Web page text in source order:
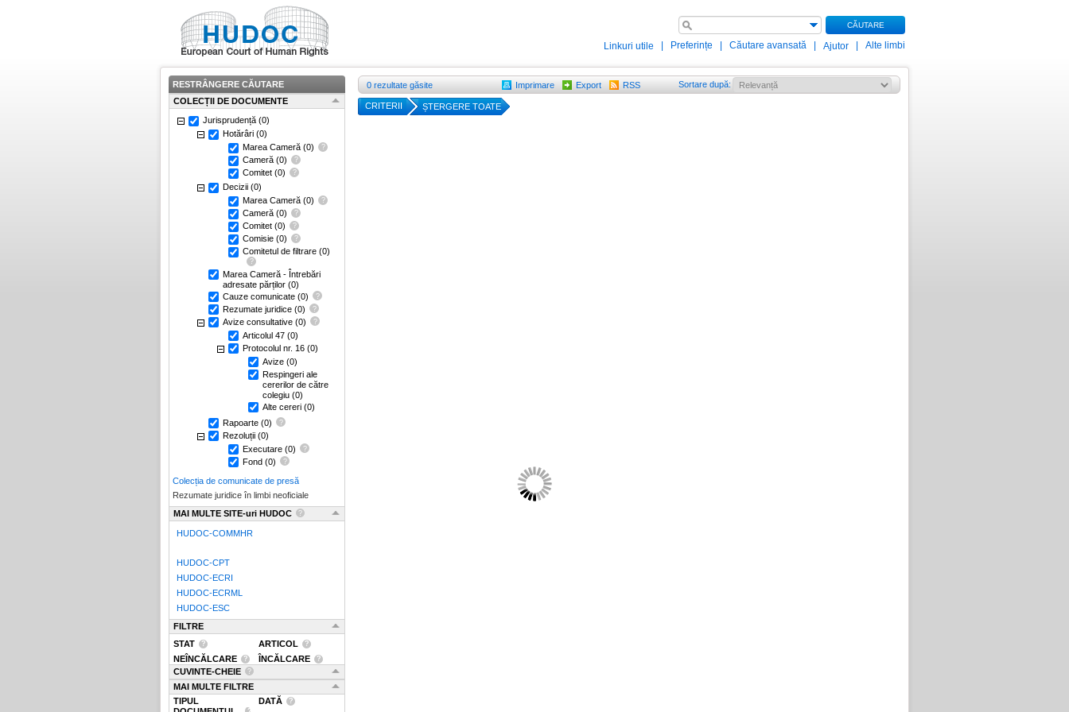
CĂUTARE
Linkuri utile Preferințe Căutare avansată Ajutor Alte limbi
RESTRÂNGERE CĂUTARE
COLECȚII DE DOCUMENTE
Jurisprudență (0)
Hotărâri (0)
Marea Cameră (0)
Cameră (0)
Comitet (0)
Decizii (0)
Marea Cameră (0)
Cameră (0)
Comitet (0)
Comisie (0)
Comitetul de filtrare (0)
Marea Cameră - Întrebări
adresate părților (0)
Cauze comunicate (0)
Rezumate juridice (0)
Avize consultative (0)
Articolul 47 (0)
Protocolul nr. 16 (0)
Avize (0)
Respingeri ale
cererilor de către
colegiu (0)
Alte cereri (0)
Rapoarte (0)
Rezoluții (0)
Executare (0)
Fond (0)
Colecția de comunicate de presă
Rezumate juridice în limbi neoficiale
MAI MULTE SITE-uri HUDOC
HUDOC-COMMHR
HUDOC-CPT
HUDOC-ECRI
HUDOC-ECRML
HUDOC-ESC
FILTRE
STAT
ARTICOL
NEÎNCĂLCARE
ÎNCĂLCARE
CUVINTE-CHEIE
MAI MULTE FILTRE
TIPUL
DATĂ
0 rezultate găsite Imprimare Export RSS Sortare după:
CRITERII ȘTERGERE TOATE